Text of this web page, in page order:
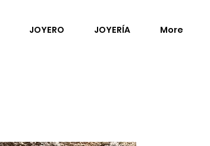
JOYERO JOYERÍA More